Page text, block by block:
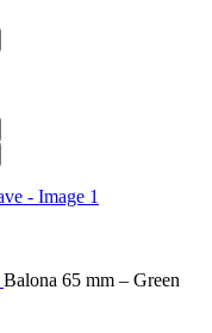
Balona 65 mm – Green